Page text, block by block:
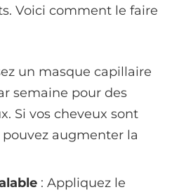
Voici comment le faire
un masque capillaire
semaine pour des
Si vos cheveux sont
augmenter la
: Appliquez le